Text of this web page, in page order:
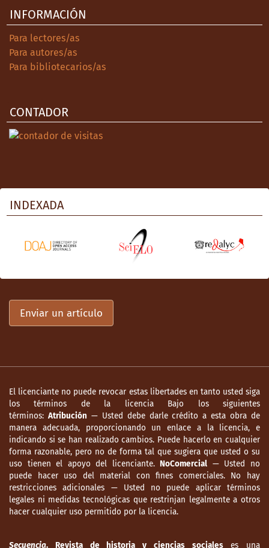
INFORMACIÓN
Para lectores/as
Para autores/as
Para bibliotecarios/as
CONTADOR
INDEXADA
Enviar un artículo
El licenciante no puede revocar estas libertades en tanto usted siga
los términos de la licencia Bajo los siguientes
términos: Atribución — Usted debe darle crédito a esta obra de
manera adecuada, proporcionando un enlace a la licencia, e
indicando si se han realizado cambios. Puede hacerlo en cualquier
forma razonable, pero no de forma tal que sugiera que usted o su
uso tienen el apoyo del licenciante.NoComercial — Usted no
puede hacer uso del material con fines comerciales. No hay
restricciones adicionales — Usted no puede aplicar términos
legales ni medidas tecnológicas que restrinjan legalmente a otros
hacer cualquier uso permitido por la licencia.
Secuencia. Revista de historia y ciencias socialeses una